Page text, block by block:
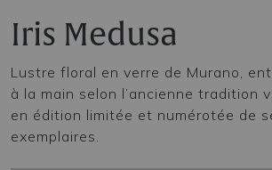
Iris Medusa
Lustre floral en verre de Murano,
à la main selon l’ancienne tradition
en édition limitée et numérotée de
exemplaires.